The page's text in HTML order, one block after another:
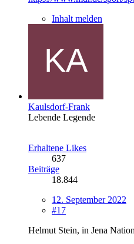
Inhalt melden
Kaulsdorf-Frank
Lebende Legende
Erhaltene Likes
637
Beiträge
18.844
12. September 2022
#17
Helmut Stein, in Jena